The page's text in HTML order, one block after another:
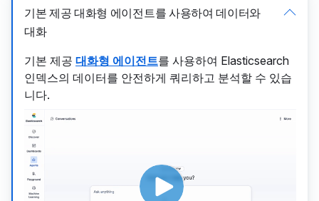
기본 제공 대화형 에이전트를 사용하여 데이터와
대화
기본 제공 대화형 에이전트를 사용하여 Elasticsearch
인덱스의 데이터를 안전하게 쿼리하고 분석할 수 있습
니다.